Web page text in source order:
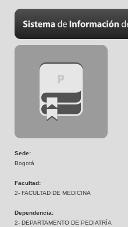
Sede:
Bogotá
Facultad:
2- FACULTAD DE MEDICINA
Dependencia:
2- DEPARTAMENTO DE PEDIATRÍA